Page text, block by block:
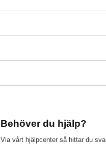
Behöver du hjälp?
Via vårt hjälpcenter så hittar du